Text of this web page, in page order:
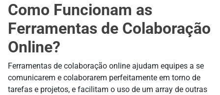
Como Funcionam as
Ferramentas de Colaboração
Online?
Ferramentas de colaboração online ajudam equipes a se
comunicarem e colaborarem perfeitamente em torno de
tarefas e projetos, e facilitam o uso de um array de outras